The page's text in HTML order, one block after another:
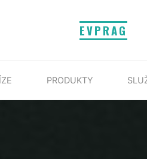
EVPRAG
PRODUKTY